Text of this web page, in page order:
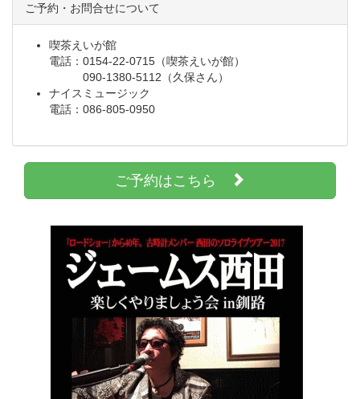
ご予約・お問合せについて
喫茶えいが館
電話：0154-22-0715（喫茶えいが館）
090-1380-5112（久保さん）
ナイスミュージック
電話：086-805-0950
ご予約はこちら